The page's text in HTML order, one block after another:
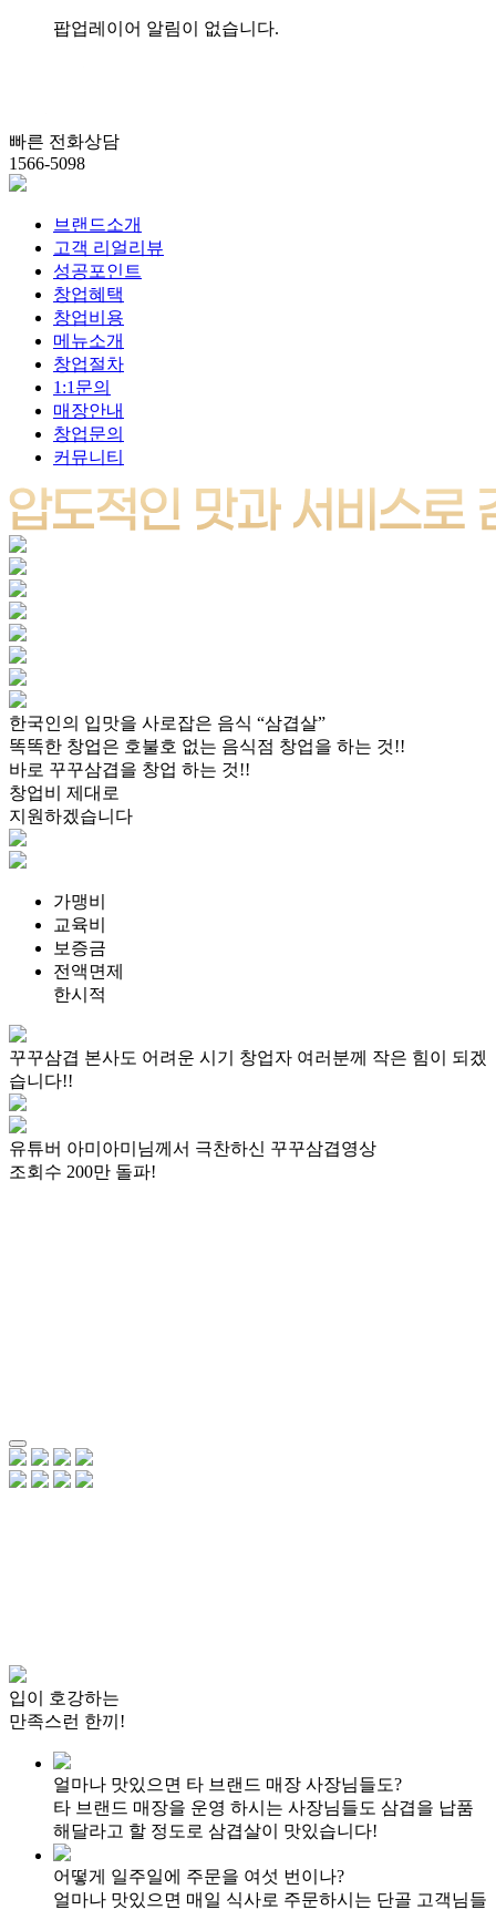
팝업레이어 알림이 없습니다.
빠른 전화상담
1566-5098
브랜드소개
고객 리얼리뷰
성공포인트
창업혜택
창업비용
메뉴소개
창업절차
1:1문의
매장안내
창업문의
커뮤니티
한국인의 입맛을 사로잡은 음식 “삼겹살”
똑똑한 창업은 호불호 없는 음식점 창업을 하는 것!!
바로 꾸꾸삼겹을 창업 하는 것!!
창업비 제대로
지원하겠습니다
가맹비
교육비
보증금
전액면제
한시적
꾸꾸삼겹 본사도 어려운 시기
창업자 여러분께 작은 힘이 되겠
습니다!!
유튜버 아미아미님께서 극찬하신 꾸꾸삼겹영상
조회수 200만 돌파!
입이 호강하는
만족스런 한끼!
얼마나 맛있으면 타 브랜드 매장 사장님들도?
타 브랜드 매장을 운영 하시는 사장님들도 삼겹을 납품
해달라고 할 정도로 삼겹살이 맛있습니다!
어떻게 일주일에 주문을 여섯 번이나?
얼마나 맛있으면 매일 식사로 주문하시는 단골 고객님들